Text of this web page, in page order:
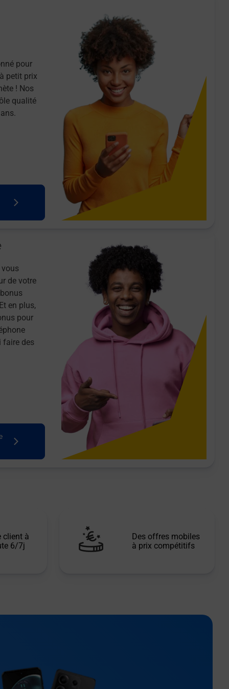
pour
petit prix
! Nos
qualité
vous
de votre
en plus,
pour
faire des
client à
6/7j
Des offres mobiles
à prix compétitifs